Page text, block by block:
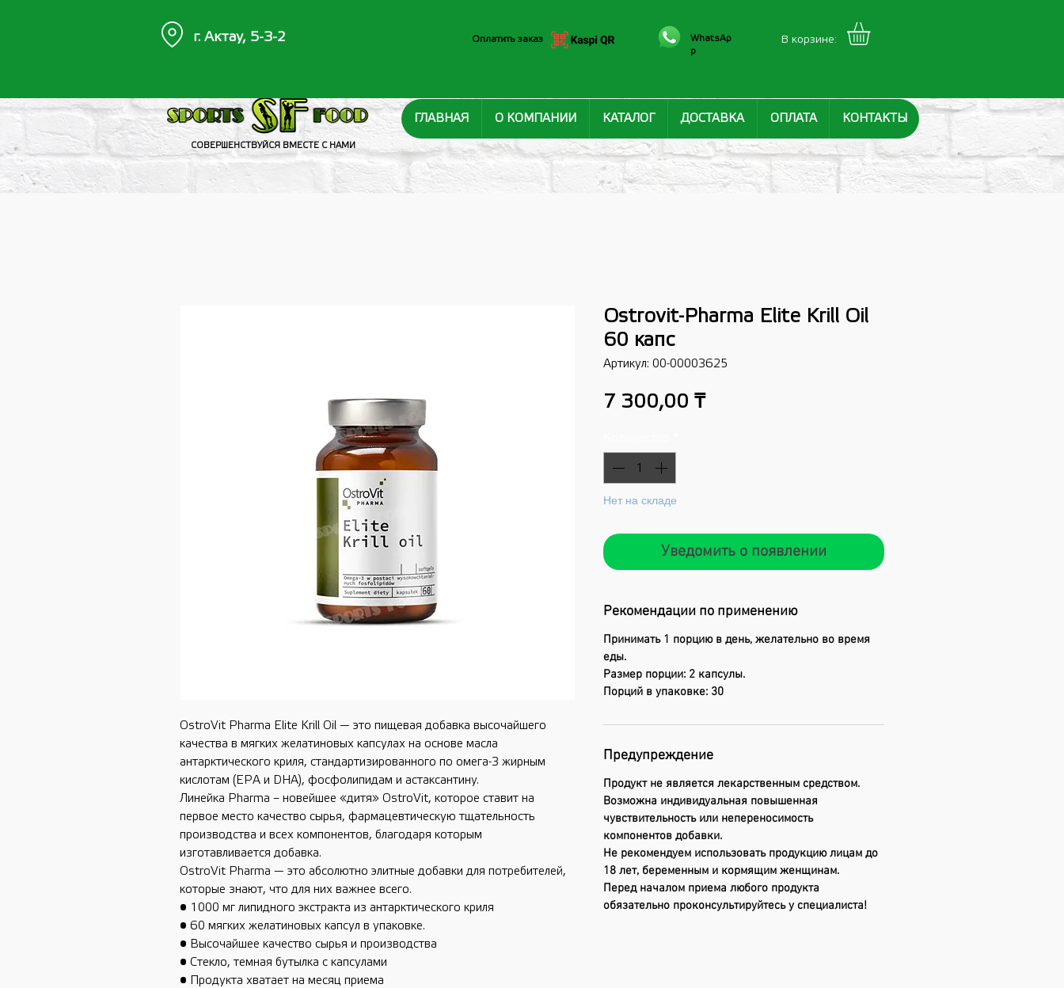
СОВЕРШЕНСТВУЙСЯ ВМЕСТЕ С НАМИ
ГЛАВНАЯ О КОМПАНИИ КАТАЛОГ ДОСТАВКА ОПЛАТА КОНТАКТЫ
г. Актау, 5-3-2 Оплатить заказ
WhatsAp
p
В корзине:
OstroVit Pharma Elite Krill Oil — это пищевая добавка высочайшего
качества в мягких желатиновых капсулах на основе масла
антарктического криля, стандартизированного по омега-3 жирным
кислотам (EPA и DHA), фосфолипидам и астаксантину.
Линейка Pharma – новейшее «дитя» OstroVit, которое ставит на
первое место качество сырья, фармацевтическую тщательность
производства и всех компонентов, благодаря которым
изготавливается добавка.
OstroVit Pharma — это абсолютно элитные добавки для потребителей,
которые знают, что для них важнее всего.
• 1000 мг липидного экстракта из антарктического криля
• 60 мягких желатиновых капсул в упаковке.
• Высочайшее качество сырья и производства
• Стекло, темная бутылка с капсулами
• Продукта хватает на месяц приема
Ostrovit-Pharma Elite Krill Oil
60 капс
Артикул: 00-00003625
7 300,00 ₸Цена
Нет на складе
Уведомить о появлении
Рекомендации по применению
Принимать 1 порцию в день, желательно во время
еды.
Размер порции: 2 капсулы.
Порций в упаковке: 30
Предупреждение
Продукт не является лекарственным средством.
Возможна индивидуальная повышенная
чувствительность или непереносимость
компонентов добавки.
Не рекомендуем использовать продукцию лицам до
18 лет, беременным и кормящим женщинам.
Перед началом приема любого продукта
обязательно проконсультируйтесь у специалиста!